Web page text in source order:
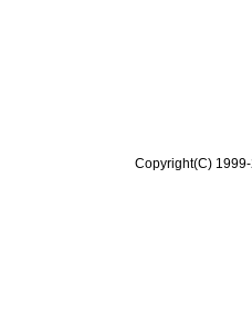
Copyright(C)